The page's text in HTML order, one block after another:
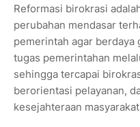
Reformasi birokrasi
perubahan mendasar
pemerintah agar berdaya
tugas pemerintahan
sehingga tercapai
berorientasi pelayanan,
kesejahteraan